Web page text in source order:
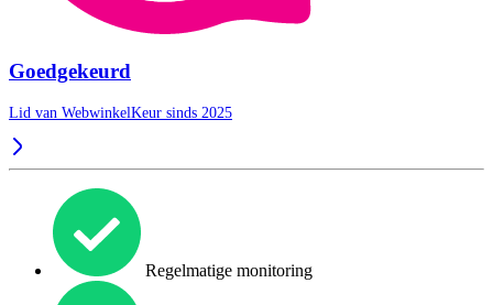
Goedgekeurd
Lid van WebwinkelKeur sinds 2025
Regelmatige monitoring